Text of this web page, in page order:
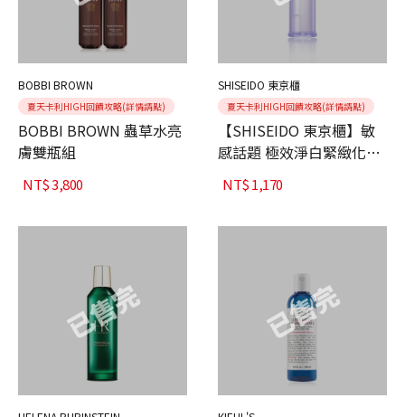
BOBBI BROWN
夏天卡利HIGH回饋攻略(詳情請點)
BOBBI BROWN 蟲草水亮
膚雙瓶組
NT$3,800
SHISEIDO 東京櫃
夏天卡利HIGH回饋攻略(詳情請點)
【SHISEIDO 東京櫃】敏
感話題 極效淨白緊緻化粧
NT$1,170